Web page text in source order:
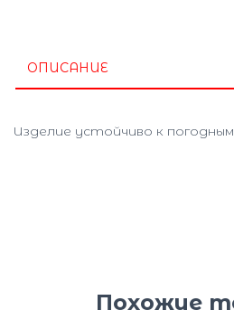
ОПИСАНИЕ
Изделие устойчиво к
Похожие